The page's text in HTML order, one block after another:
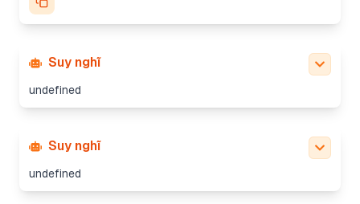
Suy nghĩ
undefined
Suy nghĩ
undefined